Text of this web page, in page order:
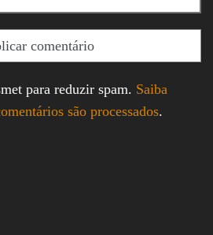
para reduzir spam. Saiba
são processados.